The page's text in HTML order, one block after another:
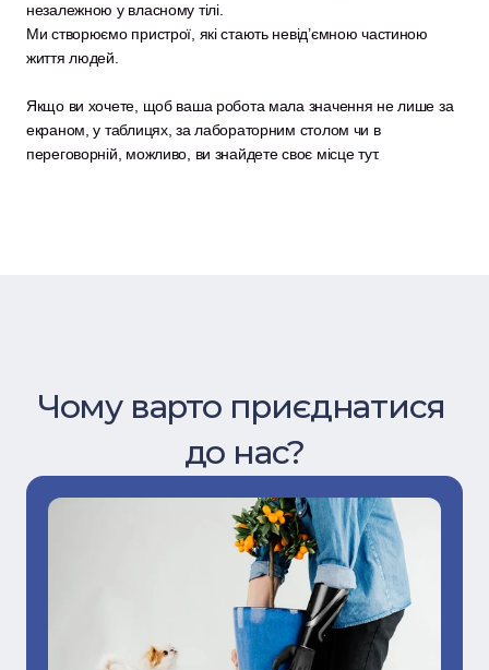
незалежною у власному тілі.
Ми створюємо пристрої, які стають невід’ємною частиною
життя людей.
Якщо ви хочете, щоб ваша робота мала значення не лише за
екраном, у таблицях, за лабораторним столом чи в
переговорній, можливо, ви знайдете своє місце тут.
Чому варто приєднатися
до нас?